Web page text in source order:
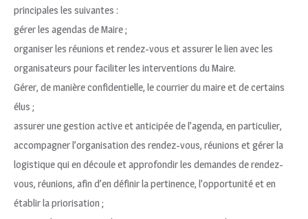
principales les suivantes :
gérer les agendas de Maire ;
organiser les réunions et rendez-vous et assurer le lien avec les
organisateurs pour faciliter les interventions du Maire.
Gérer, de manière confidentielle, le courrier du maire et de certains
élus ;
assurer une gestion active et anticipée de l’agenda, en particulier,
accompagner l’organisation des rendez-vous, réunions et gérer la
logistique qui en découle et approfondir les demandes de rendez-
vous, réunions, afin d’en définir la pertinence, l’opportunité et en
établir la priorisation ;